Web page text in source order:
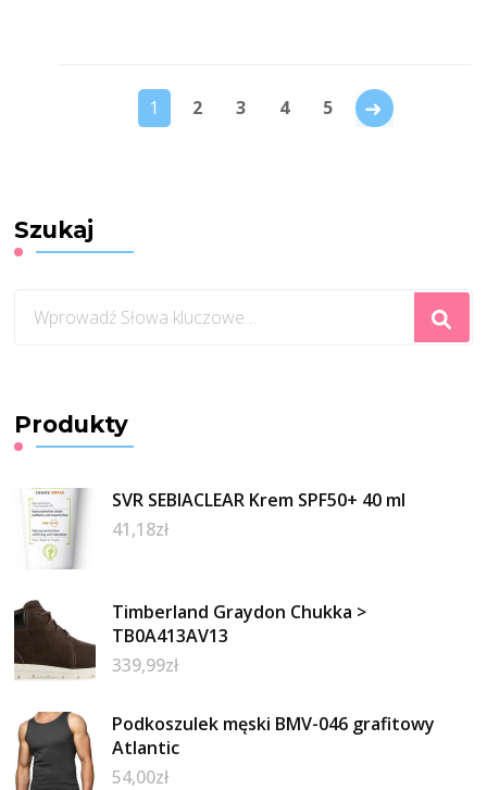
1 2 3 4 5
Szukaj
czegoś?
Produkty
SVR SEBIACLEAR Krem SPF50+ 40 ml
41,18zł
Timberland Graydon Chukka >
TB0A413AV13
339,99zł
Podkoszulek męski BMV-046 grafitowy
Atlantic
54,00zł